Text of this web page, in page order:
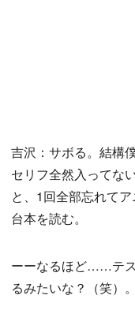
吉沢：サボる。結構
セリフ全然入ってな
と、1回全部忘れて
台本を読む。
ーーなるほど……テ
るみたいな？（笑）。